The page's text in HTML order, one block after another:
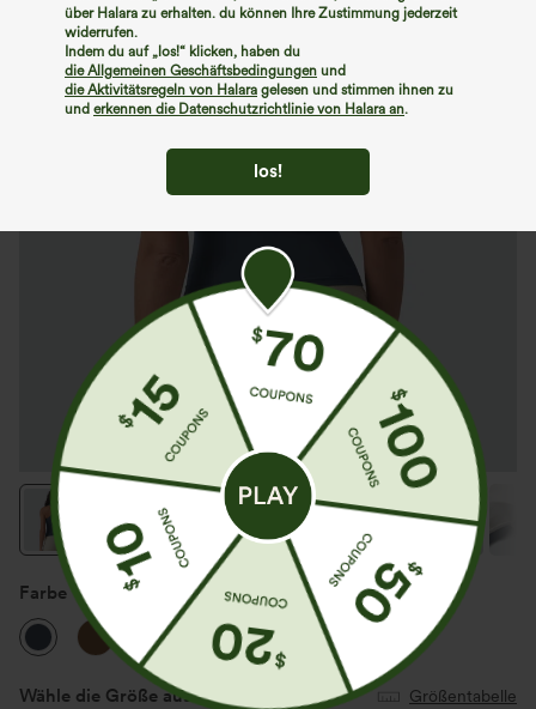
über Halara zu erhalten. du können Ihre Zustimmung jederzeit
widerrufen.
Indem du auf „los!“ klicken, haben du
die Allgemeinen Geschäftsbedingungen und
die Aktivitätsregeln von Halara gelesen und stimmen ihnen zu
und erkennen die Datenschutzrichtlinie von Halara an.
los!
Farbe Dress Blues
Wähle die Größe aus(US)
Größentabelle